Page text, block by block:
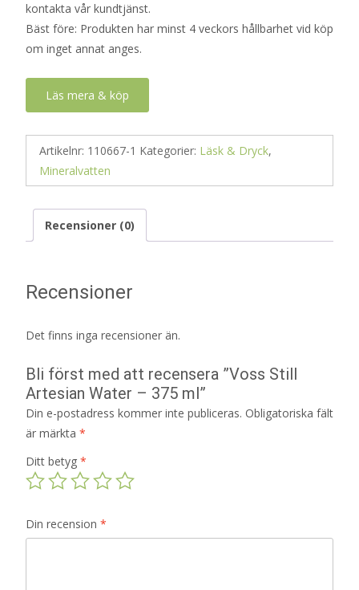
kontakta vår kundtjänst.
Bäst före: Produkten har minst 4 veckors hållbarhet vid köp
om inget annat anges.
Läs mera & köp
Artikelnr: 110667-1 Kategorier: Läsk & Dryck,
Mineralvatten
Recensioner (0)
Recensioner
Det finns inga recensioner än.
Bli först med att recensera ”Voss Still
Artesian Water – 375 ml”
Din e-postadress kommer inte publiceras. Obligatoriska fält
är märkta *
Ditt betyg *
Din recension *